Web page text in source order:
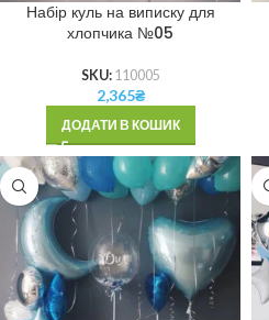
Набір куль на виписку для
хлопчика №05
SKU: 110005
2,365₴
ДОДАТИ В КОШИК